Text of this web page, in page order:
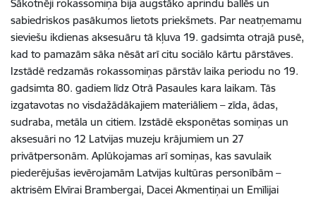
Sākotnēji rokassomiņa bija augstāko aprindu ballēs un
sabiedriskos pasākumos lietots priekšmets. Par neatņemamu
sieviešu ikdienas aksesuāru tā kļuva 19. gadsimta otrajā pusē,
kad to pamazām sāka nēsāt arī citu sociālo kārtu pārstāves.
Izstādē redzamās rokassomiņas pārstāv laika periodu no 19.
gadsimta 80. gadiem līdz Otrā Pasaules kara laikam. Tās
izgatavotas no visdažādākajiem materiāliem – zīda, ādas,
sudraba, metāla un citiem. Izstādē eksponētas somiņas un
aksesuāri no 12 Latvijas muzeju krājumiem un 27
privātpersonām. Aplūkojamas arī somiņas, kas savulaik
piederējušas ievērojamām Latvijas kultūras personībām –
aktrisēm Elvīrai Brambergai, Dacei Akmentiņai un Emīlijai